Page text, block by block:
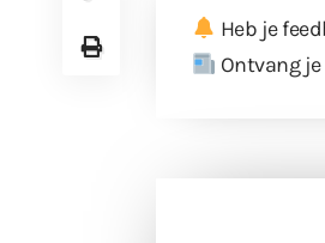
Heb je
Ontvang